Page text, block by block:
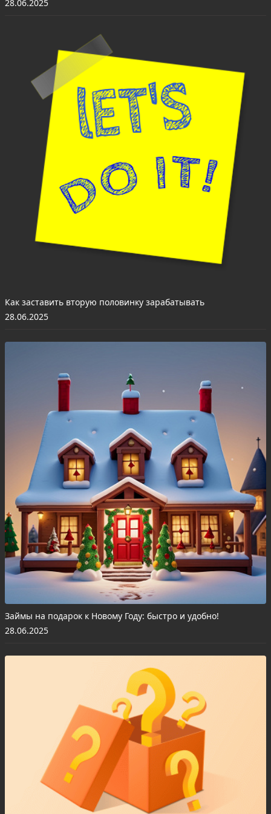
28.06.2025
Как заставить вторую половинку зарабатывать
28.06.2025
Займы на подарок к Новому Году: быстро и удобно!
28.06.2025